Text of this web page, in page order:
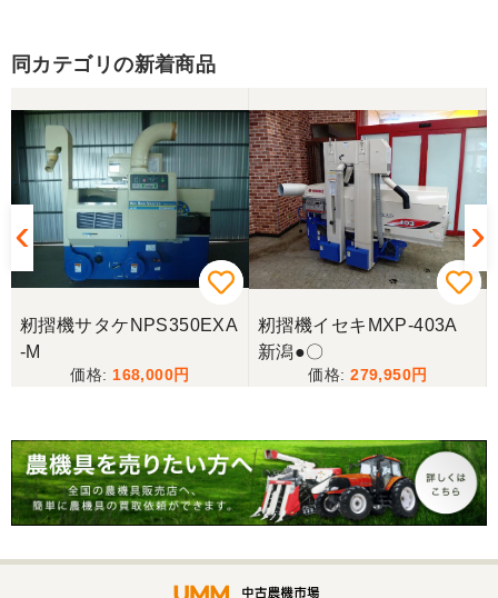
スタッフの鈴木さんが親切で機械に詳しく 丁寧にご
対応頂きました。 ありがとう！ 少し距離はあります
が、今後も農機具を買う際はのうき屋さんを利用し
ようと思います。
三重県／miraisann
写真と現物が違いすぎる
こちらの、対応も、よく、大変、満足、です。
三重県／谷本勝美
こちらの、対応、も、よくして、くれました。
同カテゴリの新着商品
籾摺機サタケNPS350EXA
-M
168,000
籾摺機イセキMXP-403A
新潟●〇
279,950